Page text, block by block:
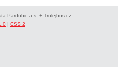
Pardubic a.s. + Trolejbus.cz
| CSS 2